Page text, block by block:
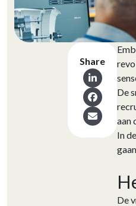
Share
De
aan
In
De